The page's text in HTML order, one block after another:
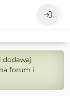
dodawaj
forum i